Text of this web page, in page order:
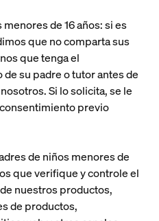
de 16 años: si es
que no comparta sus
que tenga el
su padre o tutor antes de
Si lo solicita, se le
previo
de niños menores de
que verifique y controle el
nuestros productos,
de productos,